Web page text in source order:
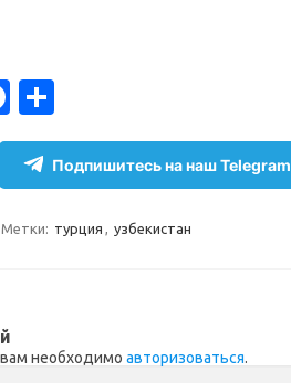
Fa
c
e
o
т
п
а
т
Подпишитесь на наш Telegram
Метки: турция , узбекистан
необходимо авторизоваться.